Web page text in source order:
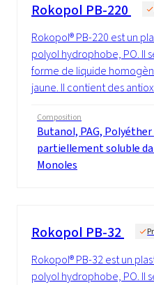
Rokopol PB-220
Rokopol® PB-220 est un
polyol hydrophobe, PO. Il
forme de liquide
jaune. Il contient des
Composition
Butanol, PAG, Polyéther
partiellement soluble
Monoles
Rokopol PB-32
Rokopol® PB-32 est un
polyol hydrophobe, PO. Il